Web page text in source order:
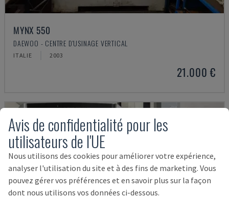
MYNX 550
DAEWOO - CENTRE D'USINAGE VERTICAL
ITALIE 2003
21.000 €
Avis de confidentialité pour les
utilisateurs de l'UE
Nous utilisons des cookies pour améliorer votre expérience,
analyser l'utilisation du site et à des fins de marketing. Vous
pouvez gérer vos préférences et en savoir plus sur la façon
dont nous utilisons vos données ci-dessous.